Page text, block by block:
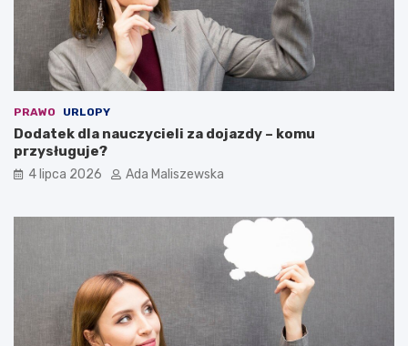
PRAWO URLOPY
Dodatek dla nauczycieli za dojazdy – komu
przysługuje?
4 lipca 2026 Ada Maliszewska